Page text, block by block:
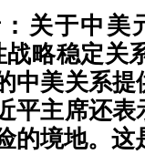
关于中美
略稳定关
中美关系
平主席还
的境地。